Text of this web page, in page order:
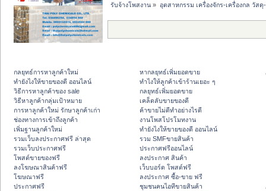
รับจ้างโพสงาน » อุตสาหกรรม เครื่องจักร-เครื่องกล วัส
กลยุทธ์การหาลูกค้าใหม่
ทํายังไงให้ขายของดี ออนไลน์
วิธีการหาลูกค้าของ sale
วิธีหาลูกค้ากลุ่มเป้าหมาย
การหาลูกค้าใหม่ รักษาลูกค้าเก่า
ช่องทางการเข้าถึงลูกค้า
เพิ่มฐานลูกค้าใหม่
รวมเว็บลงประกาศฟรี ล่าสุด
รวมเว็บประกาศฟรี
โพสต์ขายของฟรี
ลงโฆษณาสินค้าฟรี
โฆษณาฟรี
ประกาศฟรี
หากลยุทธ์เพิ่มยอดขาย
ทําไงให้ลูกค้าเข้าร้านเยอะ ๆ
กลยุทธ์เพิ่มยอดขาย
เคล็ดลับขายของดี
ค้าขายไม่ดีทำอย่างไรดี
งานโพสโปรโมทงาน
ทํายังไงให้ขายของดี ออนไลน์
รวม SMFขายสินค้า
ประกาศฟรีออนไลน์
ลงประกาศ สินค้า
เว็บบอร์ด โพสต์ฟรี
ลงประกาศ ซื้อ-ขาย ฟรี
ชุมชนคนไอทีขายสินค้า